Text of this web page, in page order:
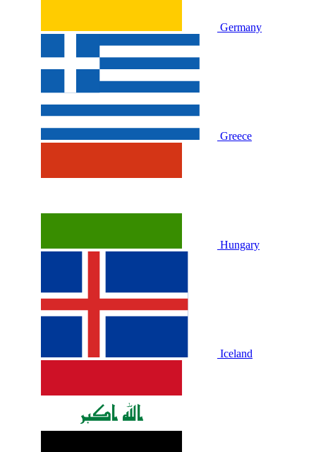
Germany
Greece
Hungary
Iceland